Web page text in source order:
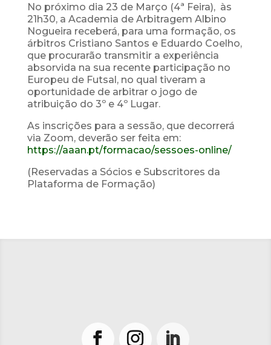
No próximo dia 23 de Março (4ª Feira), às
21h30, a Academia de Arbitragem Albino
Nogueira receberá, para uma formação, os
árbitros Cristiano Santos e Eduardo Coelho,
que procurarão transmitir a experiência
absorvida na sua recente participação no
Europeu de Futsal, no qual tiveram a
oportunidade de arbitrar o jogo de
atribuição do 3º e 4º Lugar.
As inscrições para a sessão, que decorrerá
via Zoom, deverão ser feita em:
https://aaan.pt/formacao/sessoes-online/
(Reservadas a Sócios e Subscritores da
Plataforma de Formação)